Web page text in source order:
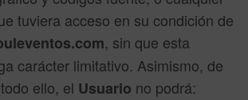
tuviera acceso en su condición de
, sin que esta
carácter limitativo. Asimismo, de
ello, el Usuario no podrá: